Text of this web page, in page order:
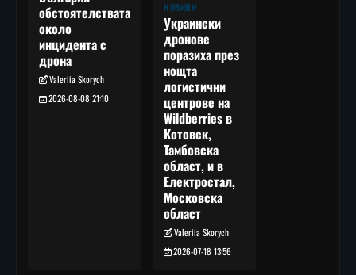
обстоятелствата
около
инцидента с
дрона
Valeriia Skorych
2026-08-08 21:10
НОВИНИ
Украински
дронове
поразиха през
нощта
логистични
центрове на
Wildberries в
Котовск,
Тамбовска
област, и в
Електростал,
Московска
област
Valeriia Skorych
2026-07-18 13:56